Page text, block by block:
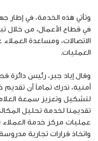
وتأتي هذه الخدمة، في إطار
في قطاع الأعمال، من خلال
الاتصالات، ومساعدة
العمليات.
وقال إياد جبر، رئيس دائرة
أمنية، ندرك تماماً أن
لتشكيل وتعزيز سمعة
تقديمنا لخدمة تحليل
عمليات مركز خدمة العملاء
واتخاذ قرارات تجارية